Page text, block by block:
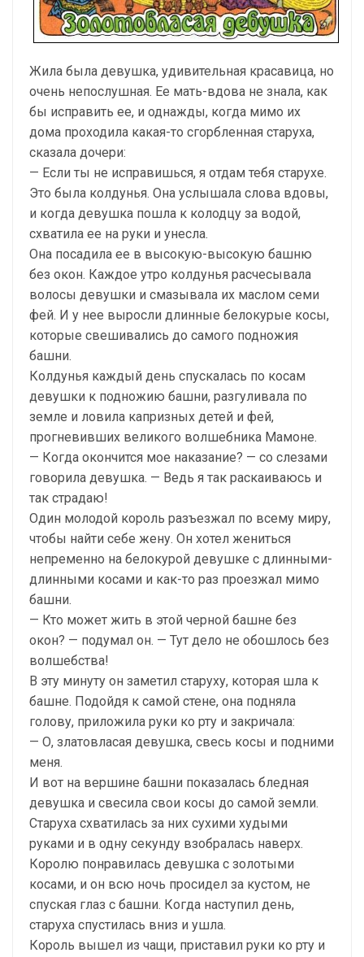
Жила была девушка, удивительная красавица, но
очень непослушная. Ее мать-вдова не знала, как
бы исправить ее, и однажды, когда мимо их
дома проходила какая-то сгорбленная старуха,
сказала дочери:
— Если ты не исправишься, я отдам тебя старухе.
Это была колдунья. Она услышала слова вдовы,
и когда девушка пошла к колодцу за водой,
схватила ее на руки и унесла.
Она посадила ее в высокую-высокую башню
без окон. Каждое утро колдунья расчесывала
волосы девушки и смазывала их маслом семи
фей. И у нее выросли длинные белокурые косы,
которые свешивались до самого подножия
башни.
Колдунья каждый день спускалась по косам
девушки к подножию башни, разгуливала по
земле и ловила капризных детей и фей,
прогневивших великого волшебника Мамоне.
— Когда окончится мое наказание? — со слезами
говорила девушка. — Ведь я так раскаиваюсь и
так страдаю!
Один молодой король разъезжал по всему миру,
чтобы найти себе жену. Он хотел жениться
непременно на белокурой девушке с длинными-
длинными косами и как-то раз проезжал мимо
башни.
— Кто может жить в этой черной башне без
окон? — подумал он. — Тут дело не обошлось без
волшебства!
В эту минуту он заметил старуху, которая шла к
башне. Подойдя к самой стене, она подняла
голову, приложила руки ко рту и закричала:
— О, златовласая девушка, свесь косы и подними
меня.
И вот на вершине башни показалась бледная
девушка и свесила свои косы до самой земли.
Старуха схватилась за них сухими худыми
руками и в одну секунду взобралась наверх.
Королю понравилась девушка с золотыми
косами, и он всю ночь просидел за кустом, не
спуская глаз с башни. Когда наступил день,
старуха спустилась вниз и ушла.
Король вышел из чащи, приставил руки ко рту и